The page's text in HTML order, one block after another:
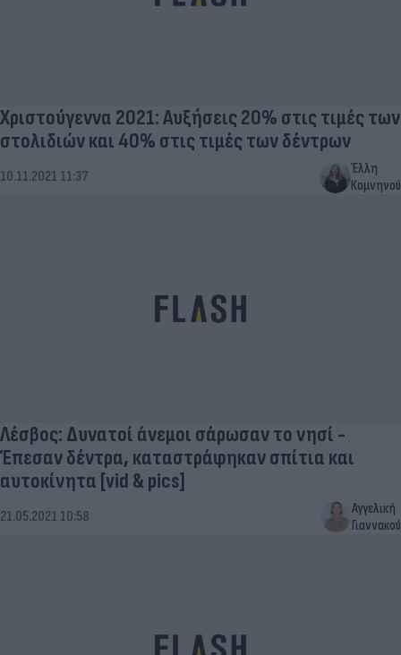
Χριστούγεννα 2021: Αυξήσεις 20% στις τιμές των
στολιδιών και 40% στις τιμές των δέντρων
10.11.2021 11:37
Έλλη
Κομνηνού
Λέσβος: Δυνατοί άνεμοι σάρωσαν το νησί -
Έπεσαν δέντρα, καταστράφηκαν σπίτια και
αυτοκίνητα [vid & pics]
21.05.2021 10:58
Αγγελική
Γιαννακού